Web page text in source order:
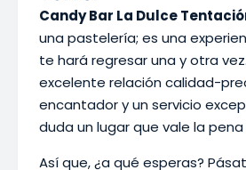
Candy Bar La Dulce
una pastelería; es una
te hará regresar una y otra
excelente relación calidad-
encantador y un servicio
duda un lugar que vale la pena
Así que, ¿a qué esperas?